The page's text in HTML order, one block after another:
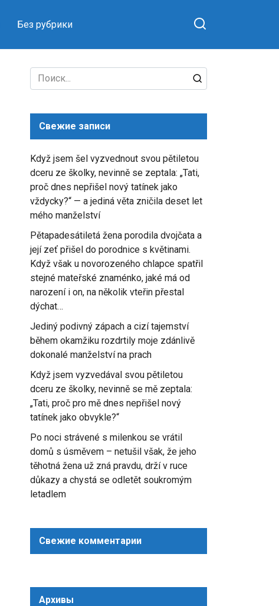
Без рубрики
Search
for:
Свежие записи
Když jsem šel vyzvednout svou pětiletou
dceru ze školky, nevinně se zeptala: „Tati,
proč dnes nepřišel nový tatínek jako
vždycky?“ — a jediná věta zničila deset let
mého manželství
Pětapadesátiletá žena porodila dvojčata a
její zeť přišel do porodnice s květinami.
Když však u novorozeného chlapce spatřil
stejné mateřské znaménko, jaké má od
narození i on, na několik vteřin přestal
dýchat…
Jediný podivný zápach a cizí tajemství
během okamžiku rozdrtily moje zdánlivě
dokonalé manželství na prach
Když jsem vyzvedával svou pětiletou
dceru ze školky, nevinně se mě zeptala:
„Tati, proč pro mě dnes nepřišel nový
tatínek jako obvykle?“
Po noci strávené s milenkou se vrátil
domů s úsměvem – netušil však, že jeho
těhotná žena už zná pravdu, drží v ruce
důkazy a chystá se odletět soukromým
letadlem
Свежие комментарии
Архивы